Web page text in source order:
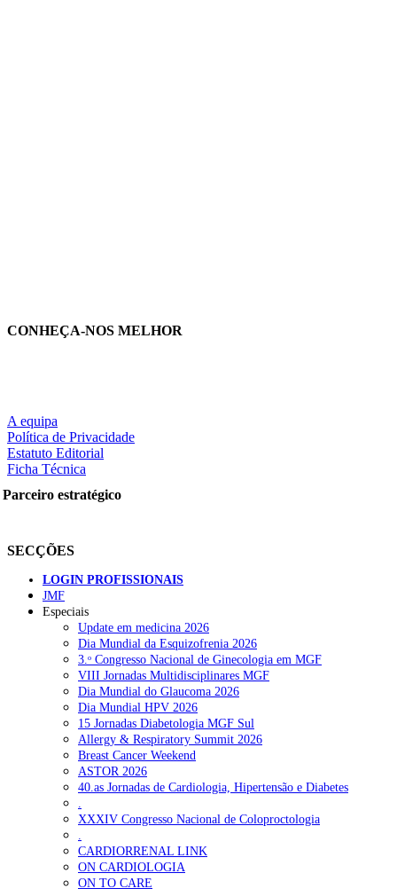
CONHEÇA-NOS MELHOR
A equipa
Política de Privacidade
Estatuto Editorial
Ficha Técnica
Parceiro estratégico
SECÇÕES
LOGIN PROFISSIONAIS
JMF
Especiais
Update em medicina 2026
Dia Mundial da Esquizofrenia 2026
3.ᵒ Congresso Nacional de Ginecologia em MGF
VIII Jornadas Multidisciplinares MGF
Dia Mundial do Glaucoma 2026
Dia Mundial HPV 2026
15 Jornadas Diabetologia MGF Sul
Allergy & Respiratory Summit 2026
Breast Cancer Weekend
ASTOR 2026
40.as Jornadas de Cardiologia, Hipertensão e Diabetes
.
XXXIV Congresso Nacional de Coloproctologia
.
CARDIORRENAL LINK
ON CARDIOLOGIA
ON TO CARE